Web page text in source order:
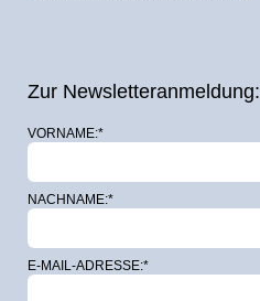
Zur Newsletteranmeldung:
VORNAME:*
NACHNAME:*
E-MAIL-ADRESSE:*